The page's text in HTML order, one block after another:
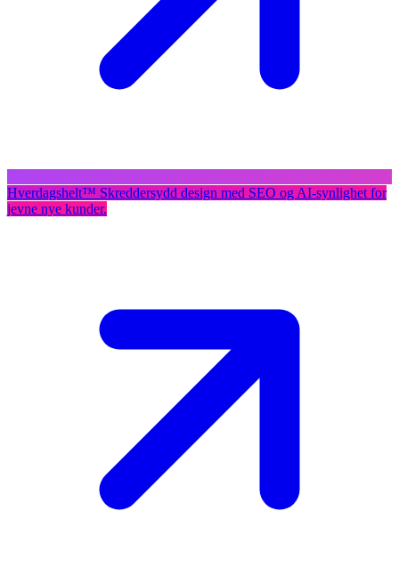
Hverdagshelt™ Skreddersydd design med SEO og AI-synlighet for
jevne nye kunder.